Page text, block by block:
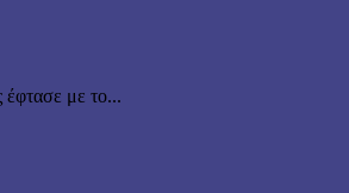
έφτασε με το...